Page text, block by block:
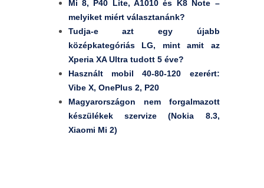
Mi 8, P40 Lite, A1010 és K8 Note –
melyiket miért választanánk?
Tudja-e azt egy újabb
középkategóriás LG, mint amit az
Xperia XA Ultra tudott 5 éve?
Használt mobil 40-80-120 ezerért:
Vibe X, OnePlus 2, P20
Magyarországon nem forgalmazott
készülékek szervize (Nokia 8.3,
Xiaomi Mi 2)